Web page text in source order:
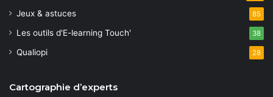
Jeux & astuces 85
Les outils d'E-learning Touch' 38
Qualiopi 28
Cartographie d’experts